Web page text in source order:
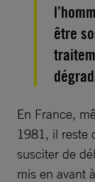
être
En France,
1981, il reste
susciter de
mis en avant